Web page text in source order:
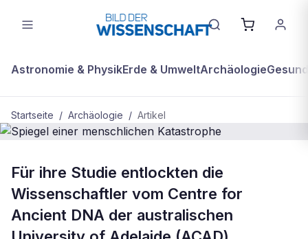
Astronomie & PhysikErde & UmweltArchäologie
Startseite / Archäologie / Artikel
Spiegel einer menschlichen
Katastrophe
Für ihre Studie entlockten die
Wissenschaftler vom Centre for
Ancient DNA der australischen